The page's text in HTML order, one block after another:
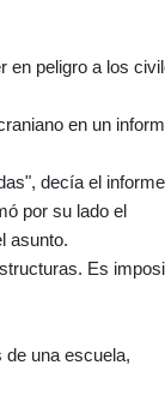
en peligro a los
en un
decía el
por su lado el
asunto.
Es
de una escuela,